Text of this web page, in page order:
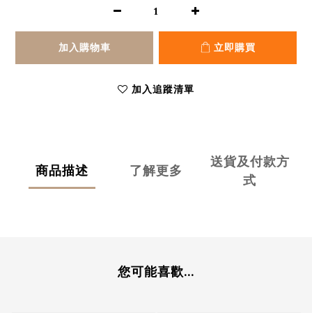
加入購物車 立即購買
加入追蹤清單
商品描述 了解更多
送貨及付款方
式
您可能喜歡...